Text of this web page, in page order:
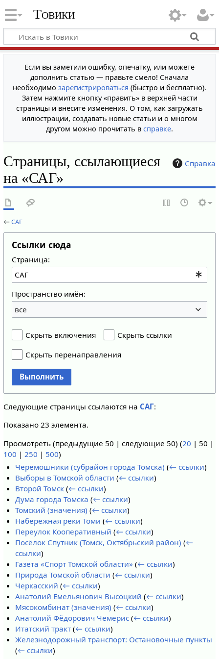
Товики
Если вы заметили ошибку, опечатку, или можете
дополнить статью — правьте смело! Сначала
необходимо зарегистрироваться (быстро и бесплатно).
Затем нажмите кнопку «править» в верхней части
страницы и внесите изменения. О том, как загружать
иллюстрации, создавать новые статьи и о многом
другом можно прочитать в справке.
Справка
Страницы, ссылающиеся
на «САГ»
←САГ
Ссылки сюда
Страница:
Пространство имён:
все
Скрыть включения
Скрыть ссылки
Скрыть перенаправления
Выполнить
Следующие страницы ссылаются на САГ:
Показано 23 элемента.
Просмотреть (предыдущие 50 | следующие 50) (20 | 50 |
100 | 250 | 500)
Черемошники (субрайон города Томска) (← ссылки)
Выборы в Томской области (← ссылки)
Второй Томск (← ссылки)
Дума города Томска (← ссылки)
Томский (значения) (← ссылки)
Набережная реки Томи (← ссылки)
Переулок Кооперативный (← ссылки)
Посёлок Спутник (Томск, Октябрьский район) (←
ссылки)
Газета «Спорт Томской области» (← ссылки)
Природа Томской области (← ссылки)
Черкасский (← ссылки)
Анатолий Емельянович Высоцкий (← ссылки)
Мясокомбинат (значения) (← ссылки)
Анатолий Фёдорович Чемерис (← ссылки)
Итатский тракт (← ссылки)
Железнодорожный транспорт: Остановочные пункты
(← ссылки)